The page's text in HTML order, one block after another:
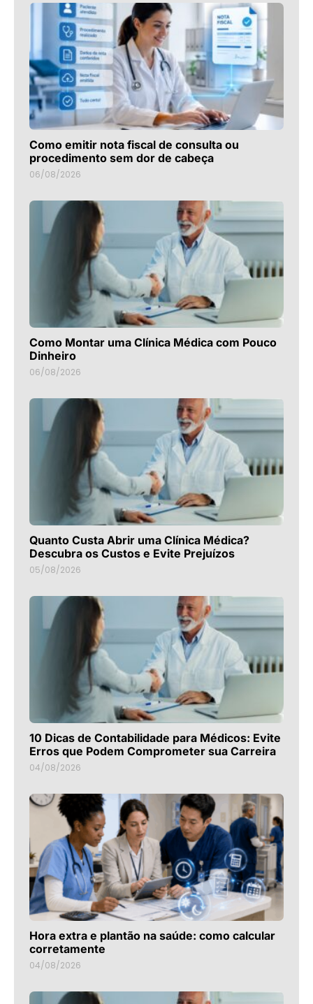
Como emitir nota fiscal de consulta ou
procedimento sem dor de cabeça
06/08/2026
Como Montar uma Clínica Médica com Pouco
Dinheiro
06/08/2026
Quanto Custa Abrir uma Clínica Médica?
Descubra os Custos e Evite Prejuízos
05/08/2026
10 Dicas de Contabilidade para Médicos: Evite
Erros que Podem Comprometer sua Carreira
04/08/2026
Hora extra e plantão na saúde: como calcular
corretamente
04/08/2026